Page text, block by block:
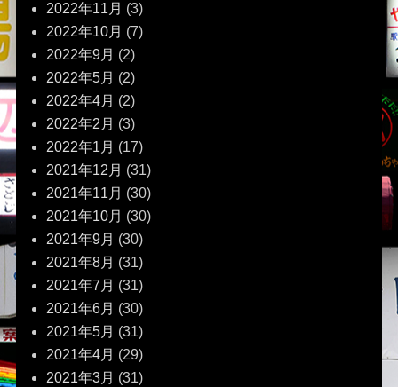
2022年11月 (3)
2022年10月 (7)
2022年9月 (2)
2022年5月 (2)
2022年4月 (2)
2022年2月 (3)
2022年1月 (17)
2021年12月 (31)
2021年11月 (30)
2021年10月 (30)
2021年9月 (30)
2021年8月 (31)
2021年7月 (31)
2021年6月 (30)
2021年5月 (31)
2021年4月 (29)
2021年3月 (31)